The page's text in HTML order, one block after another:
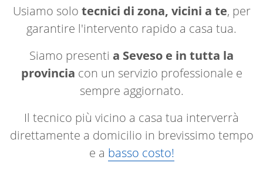
Usiamo solo tecnici di zona, vicini a te, per
garantire l'intervento rapido a casa tua.
Siamo presenti a Seveso e in tutta la
provincia con un servizio professionale e
sempre aggiornato.
Il tecnico più vicino a casa tua interverrà
direttamente a domicilio in brevissimo tempo
e a basso costo!